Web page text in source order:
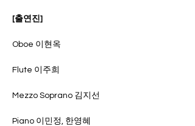
[출연진]
Oboe 이현옥
Flute 이주희
Mezzo Soprano 김지선
Piano 이민정, 한영혜